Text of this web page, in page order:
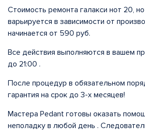
Стоимость ремонта галакси нот 20,
варьируется в зависимости от
начинается от 590 руб.
Все действия выполняются в вашем
до 21:00 .
После процедур в обязательном
гарантия на срок до 3-х месяцев!
Мастера Pedant готовы оказать
неполадку в любой день .